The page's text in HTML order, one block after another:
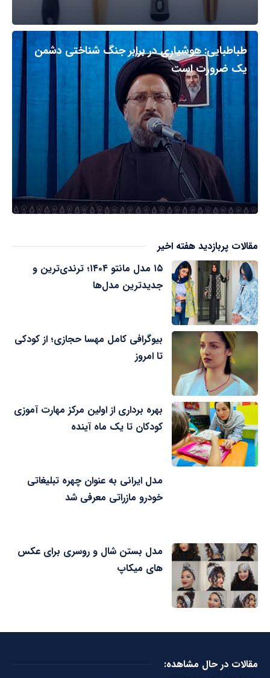
طباطبایی: هوشیاری در برابر جنگ شناختی دشمن
یک ضرورت است
مقالات پربازدید هفته اخیر
۱۵ مدل مانتو ۱۴۰۴؛ ترندی‌ترین و
جدیدترین مدل‌ها
بیوگرافی کامل مهسا حجازی؛ از کودکی
تا امروز
بهره برداری از اولین مرکز مهارت آموزی
کودکان تا یک ماه آینده
مدل ایرانی به عنوان چهره تبلیغاتی
خودرو مازراتی معرفی شد
مدل بستن شال و روسری برای عکس
های میکاپ
مقالات در حال مشاهده: